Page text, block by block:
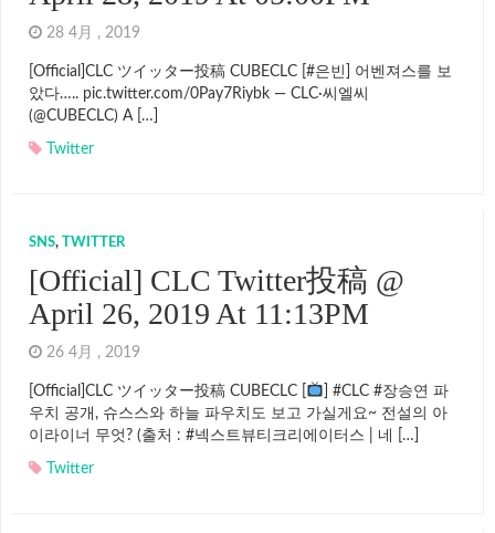
28 4月 , 2019
[Official]CLC ツイッター投稿 CUBECLC [#은빈] 어벤져스를 보
았다….. pic.twitter.com/0Pay7Riybk — CLC·씨엘씨
(@CUBECLC) A […]
Twitter
SNS, TWITTER
[Official] CLC Twitter投稿 @
April 26, 2019 At 11:13PM
26 4月 , 2019
[Official]CLC ツイッター投稿 CUBECLC [
] #CLC #장승연 파
우치 공개, 슈스스와 하늘 파우치도 보고 가실게요~ 전설의 아
이라이너 무엇? (출처 : #넥스트뷰티크리에이터스 | 네 […]
Twitter